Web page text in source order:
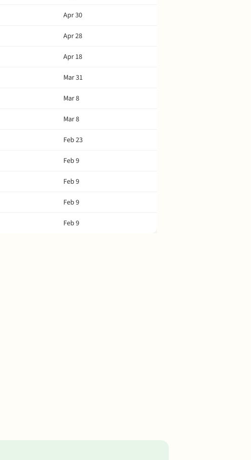
Apr 30
Apr 28
Apr 18
Mar 31
Mar 8
Mar 8
Feb 23
Feb 9
Feb 9
Feb 9
Feb 9